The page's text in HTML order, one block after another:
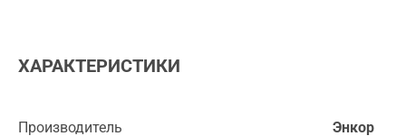
ХАРАКТЕРИСТИКИ
Производитель Энкор